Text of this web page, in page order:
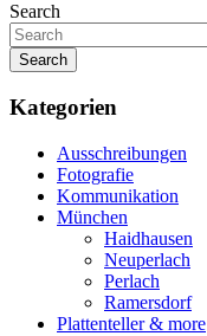
Search
Search
Kategorien
Ausschreibungen
Fotografie
Kommunikation
München
Haidhausen
Neuperlach
Perlach
Ramersdorf
Plattenteller & more